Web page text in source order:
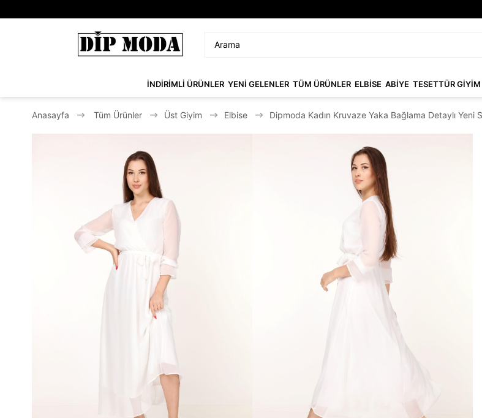
İNDİRİMLİ ÜRÜNLER YENİ GELENLER TÜM ÜRÜNLER ELBİSE ABİYE TESETTÜR GİYİM
Anasayfa Tüm Ürünler Üst Giyim Elbise Dipmoda Kadın Kruvaze Yaka Bağlama Detaylı Yeni